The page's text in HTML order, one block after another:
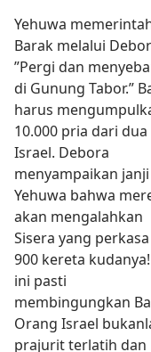
Yehuwa
Barak melalui
”Pergi dan
di Gunung Tabor.”
harus
10.000 pria dari
Israel. Debora
menyampaikan janji
Yehuwa bahwa
akan mengalahkan
Sisera yang
900 kereta kudanya!
ini pasti
membingungkan
Orang Israel
prajurit terlatih dan